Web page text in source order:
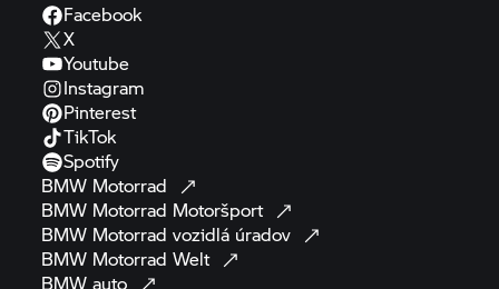
Facebook
X
Youtube
Instagram
Pinterest
TikTok
Spotify
BMW Motorrad
BMW Motorrad Motoršport
BMW Motorrad vozidlá úradov
BMW Motorrad Welt
BMWauto